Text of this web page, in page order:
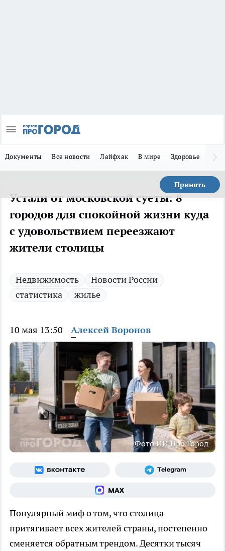
Документы Все новости Лайфхак В мире Здоровье
Принять
Устали от московской суеты: 8
городов для спокойной жизни куда
с удовольствием переезжают
жители столицы
Недвижимость
Новости России
статистика
жилье
10 мая 13:50 Алексей Воронов
Фото ИИ Про Город
Популярный миф о том, что столица
притягивает всех жителей страны, постепенно
сменяется обратным трендом. Десятки тысяч